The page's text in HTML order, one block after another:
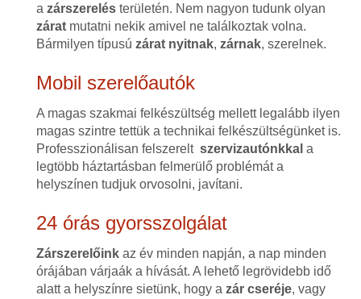
a zárszerelésterületén. Nem nagyon tudunk olyan
záratmutatni nekik amivel ne találkoztak volna.
Bármilyen típusú zárat nyitnak, zárnak, szerelnek.
Mobil szerelőautók
A magas szakmai felkészültség mellett legalább ilyen
magas szintre tettük a technikai felkészültségünket is.
Professzionálisan felszerelt szervizautónkkal a
legtöbb háztartásban felmerülő problémát a
helyszínen tudjuk orvosolni, javítani.
24 órás gyorsszolgálat
Zárszerelőinkaz év minden napján, a nap minden
órájában várjaák a hívását. A lehető legrövidebb idő
alatt a helyszínre sietünk, hogy a zár cseréje, vagy